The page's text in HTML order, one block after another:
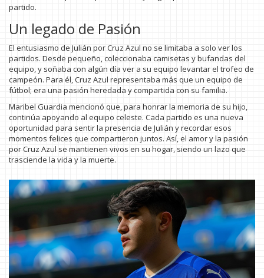
partido.
Un legado de Pasión
El entusiasmo de Julián por Cruz Azul no se limitaba a solo ver los
partidos. Desde pequeño, coleccionaba camisetas y bufandas del
equipo, y soñaba con algún día ver a su equipo levantar el trofeo de
campeón. Para él, Cruz Azul representaba más que un equipo de
fútbol; era una pasión heredada y compartida con su familia.
Maribel Guardia mencionó que, para honrar la memoria de su hijo,
continúa apoyando al equipo celeste. Cada partido es una nueva
oportunidad para sentir la presencia de Julián y recordar esos
momentos felices que compartieron juntos. Así, el amor y la pasión
por Cruz Azul se mantienen vivos en su hogar, siendo un lazo que
trasciende la vida y la muerte.